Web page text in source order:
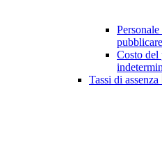
Costo del
Tassi di assenza